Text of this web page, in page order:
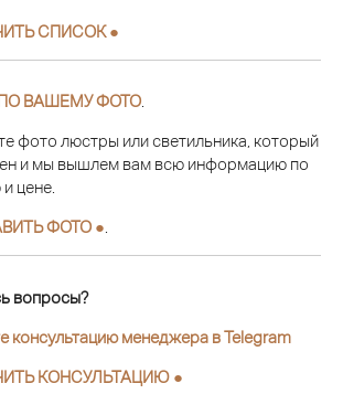
СПИСОК ●
ВАШЕМУ ФОТО
фото люстры или светильника, который
и мы вышлем вам всю информацию по
цене.
ФОТО ●
вопросы?
консультацию менеджера в Telegram
КОНСУЛЬТАЦИЮ ●